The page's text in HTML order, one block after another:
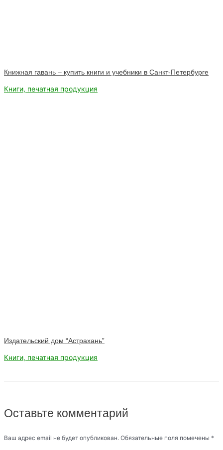
Книжная гавань – купить книги и учебники в Санкт-Петербурге
Книги, печатная продукция
Издательский дом “Астрахань”
Книги, печатная продукция
Оставьте комментарий
Ваш адрес email не будет опубликован. Обязательные поля помечены *